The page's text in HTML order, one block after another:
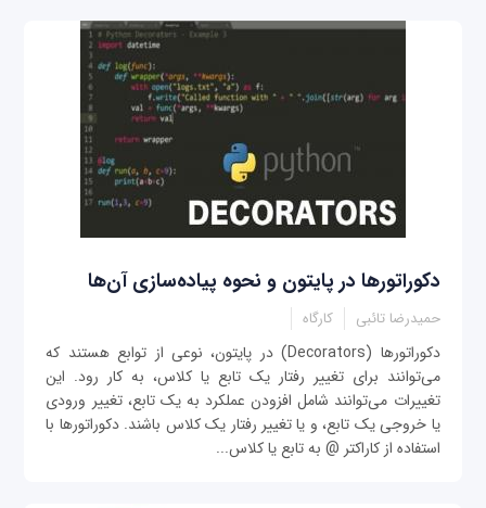
دکوراتورها در پایتون و نحوه پیاده‌سازی آن‌ها
حمیدرضا تائبی کارگاه
دکوراتورها (Decorators) در پایتون، نوعی از توابع هستند که
می‌توانند برای تغییر رفتار یک تابع یا کلاس، به کار رود. این
تغییرات می‌توانند شامل افزودن عملکرد به یک تابع، تغییر ورودی
یا خروجی یک تابع، و یا تغییر رفتار یک کلاس باشند. دکوراتورها با
استفاده از کاراکتر @ به تابع یا کلاس...